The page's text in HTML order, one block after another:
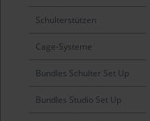
Schulterstützen
Cage-Systeme
Bundles Schulter Set Up
Bundles Studio Set Up